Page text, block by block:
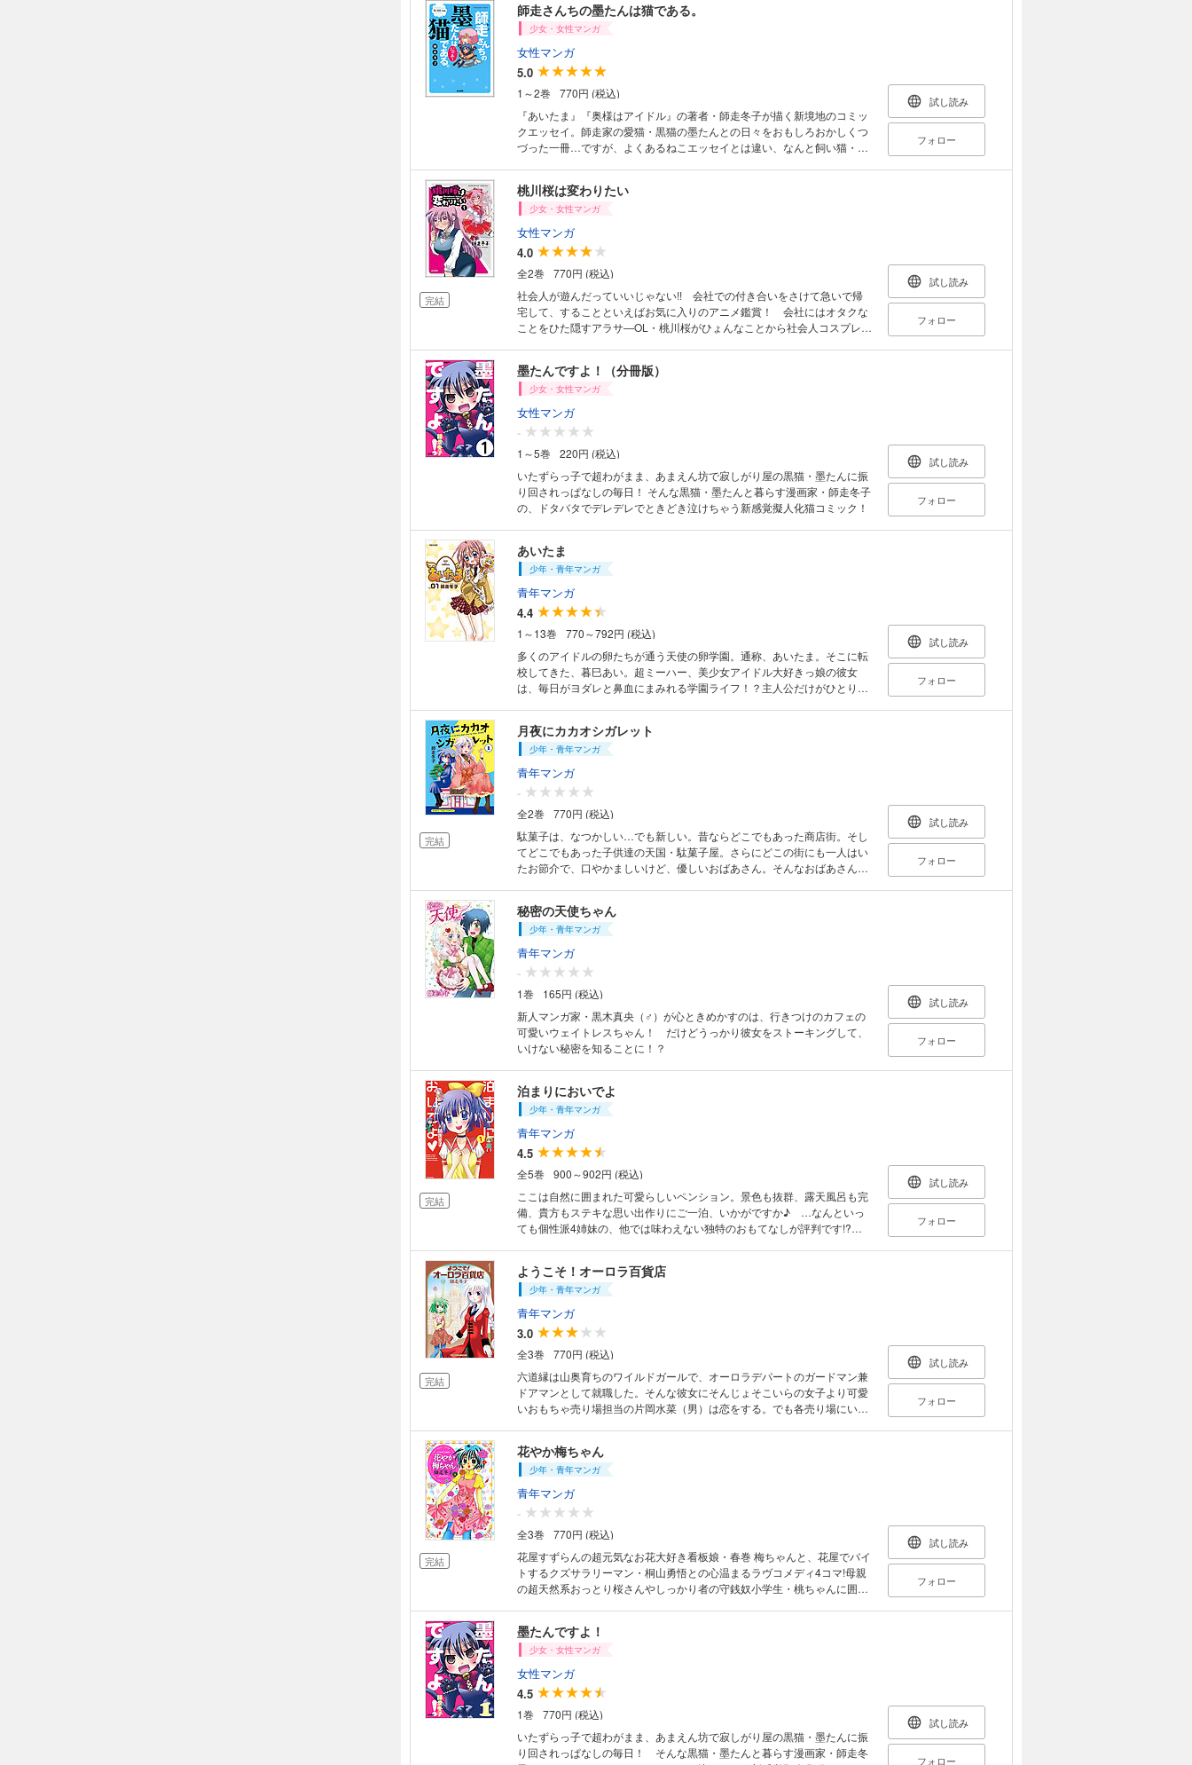
ガティブな主人公と破天荒で個性的なキャラクターが巻き起こす社会人ド
タバタコメディー！
師走さんちの墨たんは猫である。
少女・女性マンガ
女性マンガ
5.0
1～2巻
770円 (税込)
『あいたま』『奥様はアイドル』の著者・師走冬子が描く新境地のコミッ
クエッセイ。師走家の愛猫・黒猫の墨たんとの日々をおもしろおかしくつ
づった一冊…ですが、よくあるねこエッセイとは違い、なんと飼い猫・墨
てみたり、ひっかいてみたり…やってることは猫そのものなんですが、擬
人化するとまた印象が違って見えるのがおもしろいです。
試し読み
フォロー
完結
桃川桜は変わりたい
少女・女性マンガ
女性マンガ
4.0
全2巻
770円 (税込)
社会人が遊んだっていいじゃない!! 会社での付き合いをさけて急いで帰
宅して、することといえばお気に入りのアニメ鑑賞！ 会社にはオタクな
ことをひた隠すアラサ―OL・桃川桜がひょんなことから社会人コスプレサ
ガティブな主人公と破天荒で個性的なキャラクターが巻き起こす社会人ド
タバタコメディー！
試し読み
フォロー
墨たんですよ！（分冊版）
少女・女性マンガ
女性マンガ
-
1～5巻
220円 (税込)
いたずらっ子で超わがまま、あまえん坊で寂しがり屋の黒猫・墨たんに振
り回されっぱなしの毎日！ そんな黒猫・墨たんと暮らす漫画家・師走冬子
の、ドタバタでデレデレでときどき泣けちゃう新感覚擬人化猫コミック！
試し読み
フォロー
あいたま
少年・青年マンガ
青年マンガ
4.4
1～13巻
770～792円 (税込)
多くのアイドルの卵たちが通う天使の卵学園。通称、あいたま。そこに転
校してきた、暮巳あい。超ミーハー、美少女アイドル大好きっ娘の彼女
は、毎日がヨダレと鼻血にまみれる学園ライフ！？主人公だけがひとりで
試し読み
フォロー
完結
月夜にカカオシガレット
少年・青年マンガ
青年マンガ
-
全2巻
770円 (税込)
駄菓子は、なつかしい…でも新しい。昔ならどこでもあった商店街。そし
てどこでもあった子供達の天国・駄菓子屋。さらにどこの街にも一人はい
たお節介で、口やかましいけど、優しいおばあさん。そんなおばあさんと
試し読み
フォロー
秘密の天使ちゃん
少年・青年マンガ
青年マンガ
-
1巻
165円 (税込)
新人マンガ家・黒木真央（♂）が心ときめかすのは、行きつけのカフェの
可愛いウェイトレスちゃん！ だけどうっかり彼女をストーキングして、
いけない秘密を知ることに！？
試し読み
フォロー
完結
泊まりにおいでよ
少年・青年マンガ
青年マンガ
4.5
全5巻
900～902円 (税込)
ここは自然に囲まれた可愛らしいペンション。景色も抜群、露天風呂も完
備、貴方もステキな思い出作りにご一泊、いかがですか♪ …なんといっ
ても個性派4姉妹の、他では味わえない独特のおもてなしが評判です!?お
試し読み
フォロー
完結
ようこそ！オーロラ百貨店
少年・青年マンガ
青年マンガ
3.0
全3巻
770円 (税込)
六道縁は山奥育ちのワイルドガールで、オーロラデパートのガードマン兼
ドアマンとして就職した。そんな彼女にそんじょそこいらの女子より可愛
いおもちゃ売り場担当の片岡水菜（男）は恋をする。でも各売り場にいる
試し読み
フォロー
完結
花やか梅ちゃん
少年・青年マンガ
青年マンガ
-
全3巻
770円 (税込)
花屋すずらんの超元気なお花大好き看板娘・春巻 梅ちゃんと、花屋でバイ
トするクズサラリーマン・桐山勇悟との心温まるラヴコメディ4コマ!母親
の超天然系おっとり桜さんやしっかり者の守銭奴小学生・桃ちゃんに囲ま
試し読み
フォロー
墨たんですよ！
少女・女性マンガ
女性マンガ
4.5
1巻
770円 (税込)
いたずらっ子で超わがまま、あまえん坊で寂しがり屋の黒猫・墨たんに振
り回されっぱなしの毎日！ そんな黒猫・墨たんと暮らす漫画家・師走冬
試し読み
フォロー